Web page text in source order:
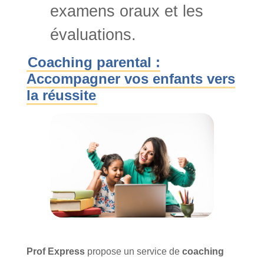
examens oraux et les
évaluations.
Coaching parental :
Accompagner vos enfants vers
la réussite
Prof Expresspropose un service de coaching